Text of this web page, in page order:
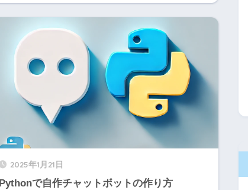
2025年1月21日
Pythonで自作チャットボットの作り方